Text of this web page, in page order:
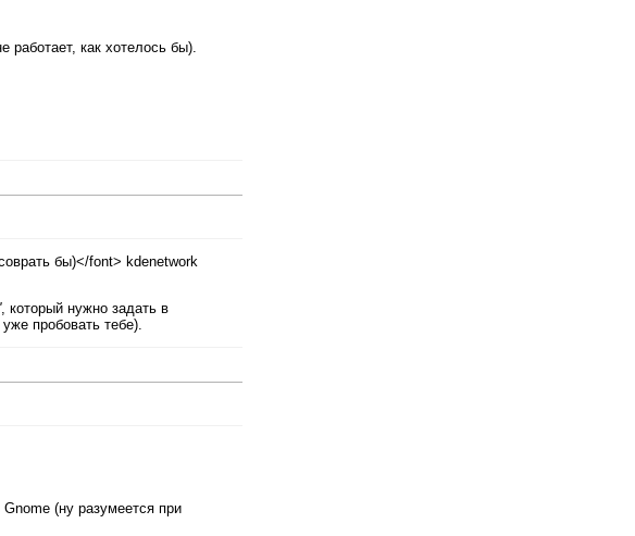
как хотелось бы).
бы)</font> kdenetwork
, который нужно задать в
пробовать тебе).
(ну разумеется при